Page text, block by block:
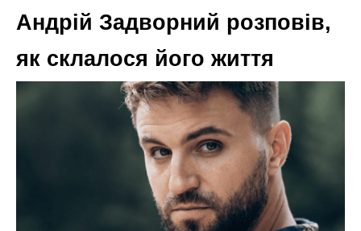
Андрій Задворний розповів,
як склалося його життя